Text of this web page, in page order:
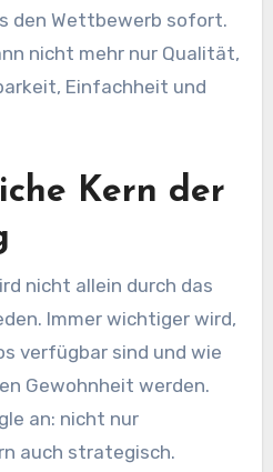
den Wettbewerb sofort.
nicht mehr nur Qualität,
Einfachheit und
Kern der
nicht allein durch das
Immer wichtiger wird,
verfügbar sind und wie
Gewohnheit werden.
an: nicht nur
auch strategisch.